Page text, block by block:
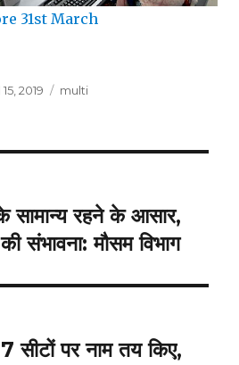
31st March
2019 Categories
multi
सामान्य रहने के आसार,
संभावना: मौसम विभाग
सीटों पर नाम तय किए,